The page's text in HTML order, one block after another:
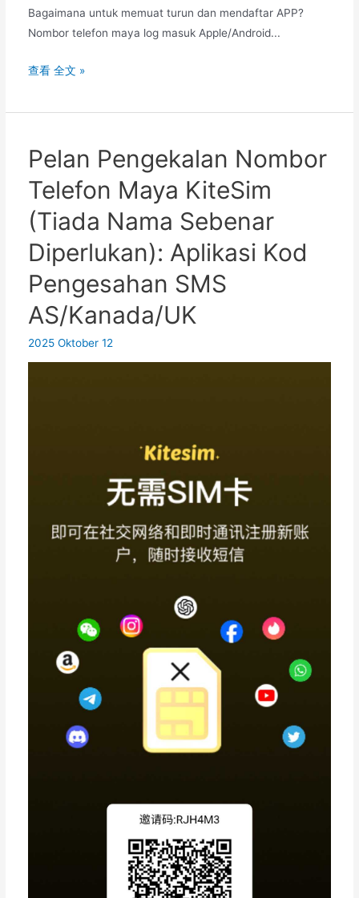
Bagaimana untuk memuat turun dan mendaftar APP?
Nombor telefon maya log masuk Apple/Android...
eSender
dalam
untuk
menerima
kod
pengesahan
SMS
daripada
nombor
telefon
bimbit
Cina
查看 全文 »
Pelan Pengekalan Nombor
Telefon Maya KiteSim
(Tiada Nama Sebenar
Diperlukan): Aplikasi Kod
Pengesahan SMS
AS/Kanada/UK
2025 Oktober 12